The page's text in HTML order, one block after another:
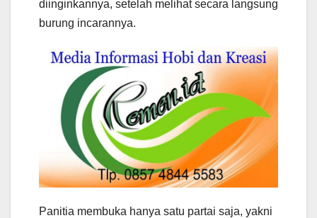
diinginkannya, setelah melihat secara langsung
burung incarannya.
Panitia membuka hanya satu partai saja, yakni